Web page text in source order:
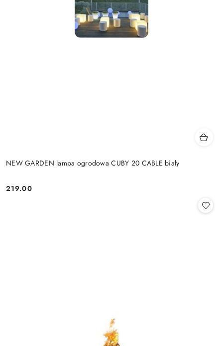
NEW GARDEN lampa ogrodowa CUBY 20 CABLE biały
Cena:
219.00